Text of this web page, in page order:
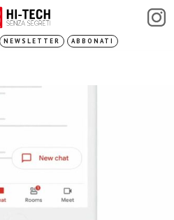
NEWSLETTER ABBONATI